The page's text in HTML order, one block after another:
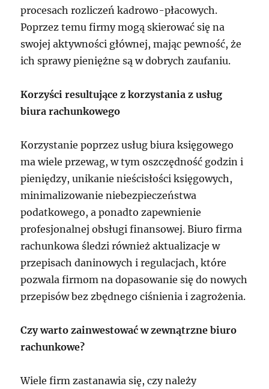
procesach rozliczeń kadrowo-płacowych.
Poprzez temu firmy mogą skierować się na
swojej aktywności głównej, mając pewność, że
ich sprawy pieniężne są w dobrych zaufaniu.
Korzyści resultujące z korzystania z usług
biura rachunkowego
Korzystanie poprzez usług biura księgowego
ma wiele przewag, w tym oszczędność godzin i
pieniędzy, unikanie nieścisłości księgowych,
minimalizowanie niebezpieczeństwa
podatkowego, a ponadto zapewnienie
profesjonalnej obsługi finansowej. Biuro firma
rachunkowa śledzi również aktualizacje w
przepisach daninowych i regulacjach, które
pozwala firmom na dopasowanie się do nowych
przepisów bez zbędnego ciśnienia i zagrożenia.
Czy warto zainwestować w zewnątrzne biuro
rachunkowe?
Wiele firm zastanawia się, czy należy